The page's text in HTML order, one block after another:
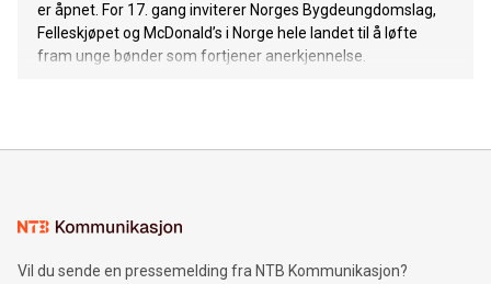
er åpnet. For 17. gang inviterer Norges Bygdeungdomslag,
Felleskjøpet og McDonald’s i Norge hele landet til å løfte
fram unge bønder som fortjener anerkjennelse.
Vil du sende en pressemelding fra NTB Kommunikasjon?